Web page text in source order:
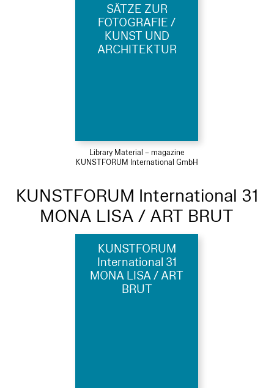
SÄTZE ZUR
FOTOGRAFIE /
KUNST UND
ARCHITEKTUR
Library Material – magazine
KUNSTFORUM International GmbH
KUNSTFORUM International 31
MONA LISA / ART BRUT
KUNSTFORUM
International 31
MONA LISA / ART
BRUT